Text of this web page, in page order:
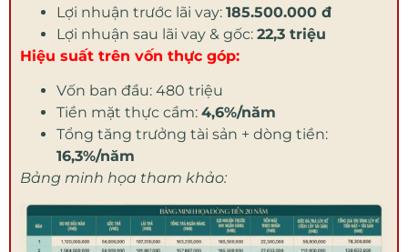
Lợi nhuận trước lãi vay: 185.500.000 đ
Lợi nhuận sau lãi vay & gốc: 22,3 triệu
Hiệu suất trên vốn thực góp:
Vốn ban đầu: 480 triệu
Tiền mặt thực cầm: 4,6%/năm
Tổng tăng trưởng tài sản + dòng tiền:
16,3%/năm
Bảng minh họa tham khảo: